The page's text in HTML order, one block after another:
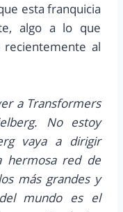
esta franquicia
algo a lo que
al
a Transformers
No estoy
vaya a dirigir
hermosa red de
más grandes y
mundo es el